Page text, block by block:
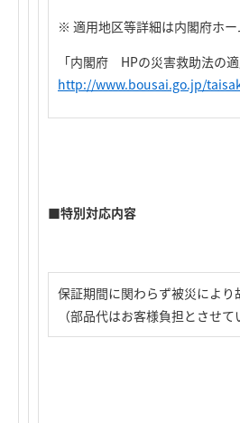
※ 適用地区等詳細は内閣府ホー
「内閣府 HPの災害救助法の適
http://www.bousai.go.jp/
■特別対応内容
保証期間に関わらず被災によ
（部品代はお客様負担とさせて